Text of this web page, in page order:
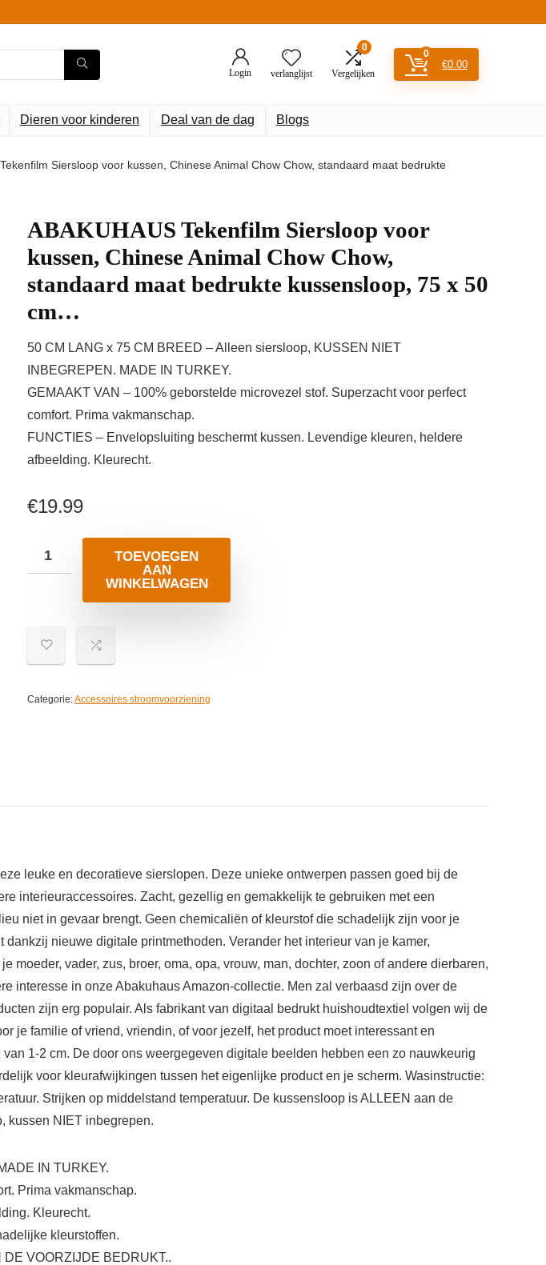
Login verlanglijst
0
Vergelijken
0
€0.00
Dieren voor kinderen Deal van de dag Blogs
Siersloop voor kussen, Chinese Animal Chow Chow, standaard maat bedrukte
ABAKUHAUS Tekenfilm Siersloop voor
kussen, Chinese Animal Chow Chow,
standaard maat bedrukte kussensloop, 75 x 50
cm…
50 CM LANG x 75 CM BREED – Alleen siersloop, KUSSEN NIET
INBEGREPEN. MADE IN TURKEY.
GEMAAKT VAN – 100% geborstelde microvezel stof. Superzacht voor perfect
comfort. Prima vakmanschap.
FUNCTIES – Envelopsluiting beschermt kussen. Levendige kleuren, heldere
afbeelding. Kleurecht.
€19.99
TOEVOEGEN
AAN
WINKELWAGEN
Categorie:Accessoires stroomvoorziening
leuke en decoratieve sierslopen. Deze unieke ontwerpen passen goed bij de
interieuraccessoires. Zacht, gezellig en gemakkelijk te gebruiken met een
niet in gevaar brengt. Geen chemicaliën of kleurstof die schadelijk zijn voor je
nieuwe digitale printmethoden. Verander het interieur van je kamer,
vader, zus, broer, oma, opa, vrouw, man, dochter, zoon of andere dierbaren,
interesse in onze Abakuhaus Amazon-collectie. Men zal verbaasd zijn over de
zijn erg populair. Als fabrikant van digitaal bedrukt huishoudtextiel volgen wij de
je familie of vriend, vriendin, of voor jezelf, het product moet interessant en
1-2 cm. De door ons weergegeven digitale beelden hebben een zo nauwkeurig
voor kleurafwijkingen tussen het eigenlijke product en je scherm. Wasinstructie:
Strijken op middelstand temperatuur. De kussensloop is ALLEEN aan de
kussen NIET inbegrepen.
IN TURKEY.
Prima vakmanschap.
Kleurecht.
kleurstoffen.
VOORZIJDE BEDRUKT..